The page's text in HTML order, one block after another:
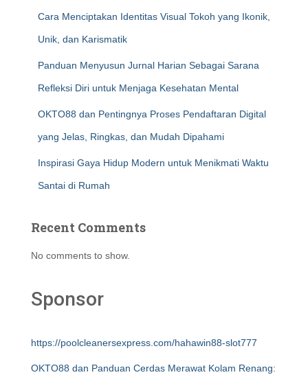
Cara Menciptakan Identitas Visual Tokoh yang Ikonik,
Unik, dan Karismatik
Panduan Menyusun Jurnal Harian Sebagai Sarana
Refleksi Diri untuk Menjaga Kesehatan Mental
OKTO88 dan Pentingnya Proses Pendaftaran Digital
yang Jelas, Ringkas, dan Mudah Dipahami
Inspirasi Gaya Hidup Modern untuk Menikmati Waktu
Santai di Rumah
Recent Comments
No comments to show.
Sponsor
https://poolcleanersexpress.com/hahawin88-slot777
OKTO88 dan Panduan Cerdas Merawat Kolam Renang: